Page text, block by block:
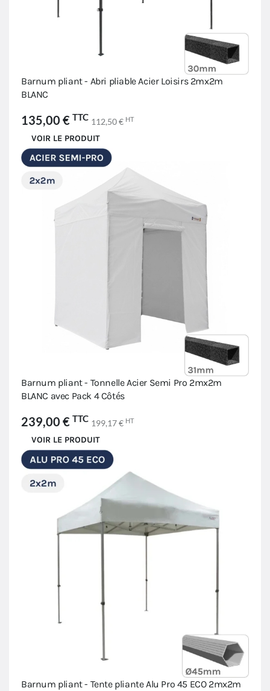
Barnum pliant - Abri pliable Acier Loisirs 2mx2m
BLANC
135,00 € TTC 112,50 € HT
VOIR LE PRODUIT
Barnum pliant - Tonnelle Acier Semi Pro 2mx2m
BLANC avec Pack 4 Côtés
239,00 € TTC 199,17 € HT
VOIR LE PRODUIT
Barnum pliant - Tente pliante Alu Pro 45 ECO 2mx2m